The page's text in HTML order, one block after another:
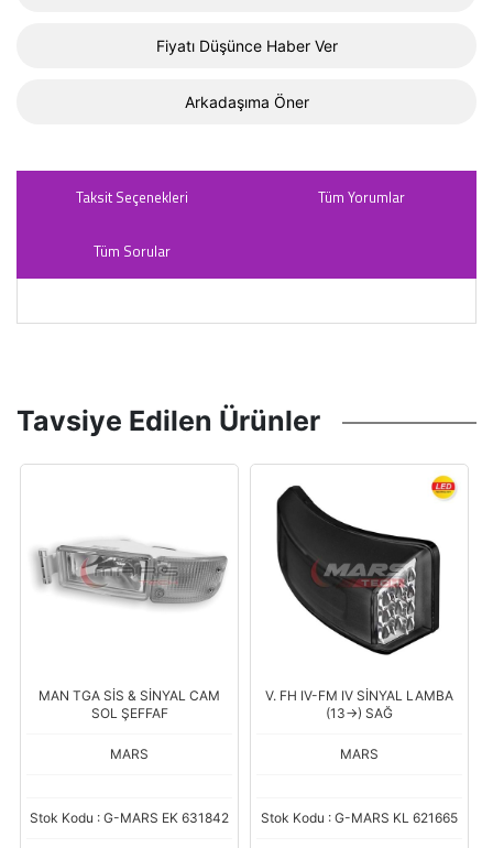
Fiyatı Düşünce Haber Ver
Arkadaşıma Öner
Taksit Seçenekleri Tüm Yorumlar
Tüm Sorular
Tavsiye Edilen Ürünler
V. FH IV-FM IV SİNYAL LAMBA
(13->) SAĞ
MARS
Stok Kodu : G-MARS KL 621665
SINYAL LAMBASI VOLVO FH III
SOL
MARS
Stok Kodu : BSR-MAR-621646